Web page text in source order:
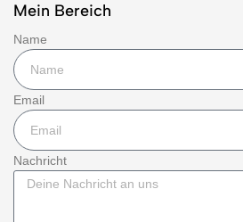
Mein Bereich
Name
Email
Nachricht